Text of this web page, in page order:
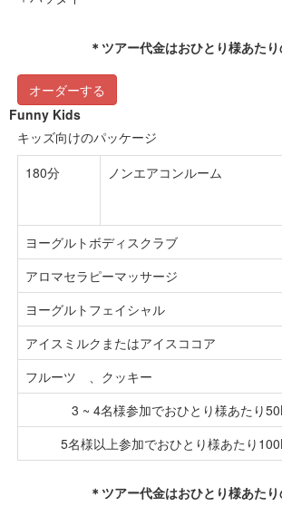
＊ツアー代金はおひとり様あたり
オーダーする
Funny Kids
キッズ向けのパッケージ
180分
ノンエアコンルーム
ヨーグルトボディスクラブ
アロマセラピーマッサージ
ヨーグルトフェイシャル
アイスミルクまたはアイスココア
フルーツ 、クッキー
3 ~ 4名様参加でおひとり様あたり
5名様以上参加でおひとり様あたり
＊ツアー代金はおひとり様あたり